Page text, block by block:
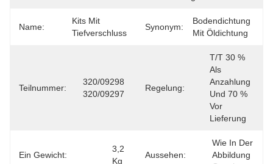
Name:
Kits Mit
Tiefverschluss
Synonym:
Bodendichtung
Mit Öldichtung
Teilnummer:
320/09298
320/09297
Regelung:
T/T 30 %
Als
Anzahlung
Und 70 %
Vor
Lieferung
Ein Gewicht:
3,2
Kg
Aussehen:
Wie In Der
Abbildung